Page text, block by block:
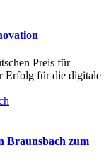
Preis für
Erfolg für die digitale
Braunsbach zum